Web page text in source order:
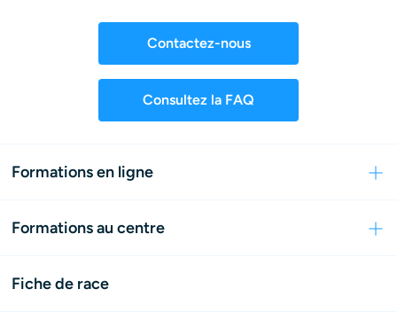
Contactez-nous
Consultez la FAQ
Formations en ligne
Formations au centre
Fiche de race